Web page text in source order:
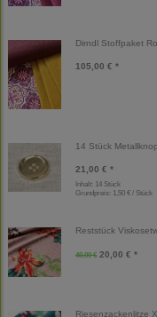
Dirndl Stoffpaket
105,00 € *
14 Stück
21,00 € *
Inhalt: 14 Stück
Grundpreis: 1,50 € / Stück
Reststück
40,00 € 20,00 € *
Riesenzackenlitze